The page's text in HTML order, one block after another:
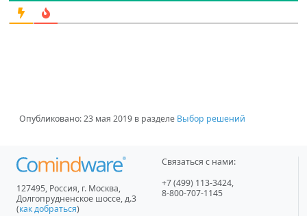
Опубликовано:23 мая 2019 в разделе Выбор решений
127495, Россия, г. Москва,
Долгопрудненское шоссе, д.3
(как добраться)
Связаться с нами:
+7 (499) 113-3424,
8-800-707-1145